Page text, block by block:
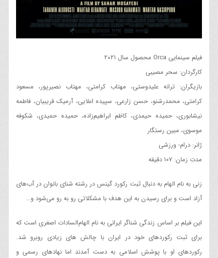
فیلم سینمایی Orca محصول سال ۲۰۲۱
کارگردان: سحر مصیبی
بازیگران: ترانه علیدوستی، مهتاب کرامتی، مهتاب نصیرپور، مسعود
کرامتی، محمدرشنو، حسن زارعی، سپیده اعلایی، آرمیک قریبیان، فاطمه
نیشابوری، حمیده حیمدی، کاظم ابراهیم‌زاده، حمیده حمیدی، شکوفه
موسوی، مبین رستگار
ژانر: درام- ورزشی
مدت زمان: ۱۰۷ دقیقه
زنی به نام الهام به دنبال ثبت رکورد گینس در رشته شنای بانوان در آب‌های
آزاد است و برای رسیدن به این هدف با مشکلاتی رو به رو می‌شود و…
این فیلم بر اساس زندگی شناگر ایرانی به نام الهام‌السادات اصغری است که
برای ثبت رکوردهای خود در ایران با چالش های زیادی روبرو شد.
رکوردهای او با پوشش اسلامی به دست آمدند اما نهادهای رسمی و